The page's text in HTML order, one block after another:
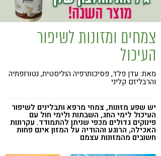
ריפוי ומניעת מחלות
בריאות האישה
תוספי תזונה
מתכוני בריאות
אירועים
שינוי תזונתי
גישות בתזונה
ניקוי רעלים
מזונות על
ילדים
תזונה וספורט
הפרעות קשב & ריכוז
אכילה רגשית
רגישות לגלוטן
טעים להכיר
צמחים ומזונות לשיפור
העיכול
מאת: עדן פלד, פסיכותרפיה הוליסטית, נטורופתיה
והרבליזם קליני
יש שפע מזונות, צמחי מרפא ותבלינים לשיפור
העיכול לימי החג, השבתות ולימי חול עם
פינוקים גדולים מכפי שניתן להתמודד. עקרונות
האכילה, הרוגע וההודיה על המזון אינם פחות
חשובים מהמזונות עצמם